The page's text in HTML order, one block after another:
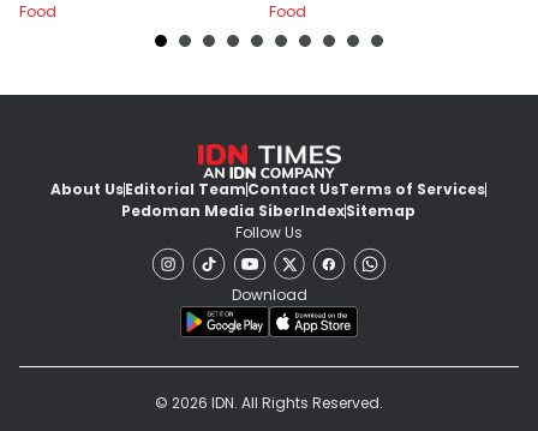
Food
Food
About UsEditorial TeamContact UsTerms of Services
Pedoman Media SiberIndexSitemap
Follow Us
Download
© 2026 IDN. All Rights Reserved.